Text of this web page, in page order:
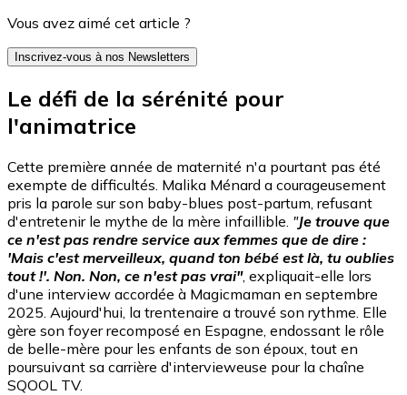
Vous avez aimé cet article ?
Inscrivez-vous à nos Newsletters
Le défi de la sérénité pour
l'animatrice
Cette première année de maternité n'a pourtant pas été
exempte de difficultés. Malika Ménard a courageusement
pris la parole sur son baby-blues post-partum, refusant
d'entretenir le mythe de la mère infaillible. "Je trouve que
ce n'est pas rendre service aux femmes que de dire :
'Mais c'est merveilleux, quand ton bébé est là, tu oublies
tout !'. Non. Non, ce n'est pas vrai", expliquait-elle lors
d'une interview accordée à Magicmaman en septembre
2025. Aujourd'hui, la trentenaire a trouvé son rythme. Elle
gère son foyer recomposé en Espagne, endossant le rôle
de belle-mère pour les enfants de son époux, tout en
poursuivant sa carrière d'intervieweuse pour la chaîne
SQOOL TV.